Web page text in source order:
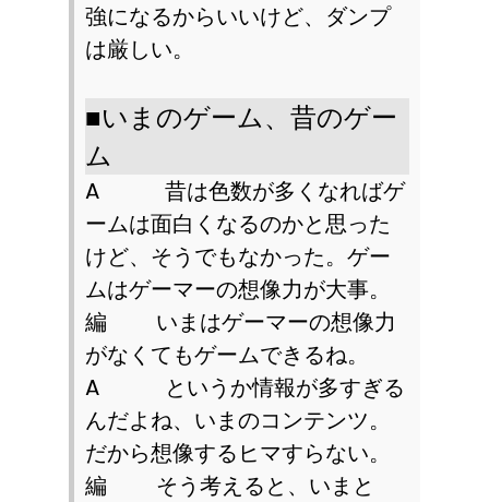
強になるからいいけど、ダンプ
は厳しい。
■いまのゲーム、昔のゲー
ム
A昔は色数が多くなればゲ
ームは面白くなるのかと思った
けど、そうでもなかった。ゲー
ムはゲーマーの想像力が大事。
編 いまはゲーマーの想像力
がなくてもゲームできるね。
Aというか情報が多すぎる
んだよね、いまのコンテンツ。
だから想像するヒマすらない。
編 そう考えると、いまと